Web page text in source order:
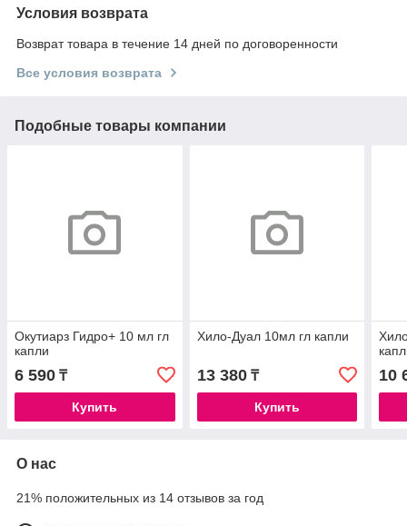
Условия возврата
Возврат товара в течение 14 дней по договоренности
Все условия возврата
Подобные товары компании
Окутиарз Гидро+ 10 мл гл
капли
6 590 ₸
Купить
Хило-Дуал 10мл гл капли
13 380₸
Купить
10
О нас
21% положительных из 14 отзывов за год